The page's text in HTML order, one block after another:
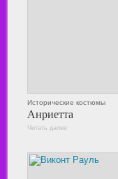
Исторические костюмы
Анриетта
Читать далее